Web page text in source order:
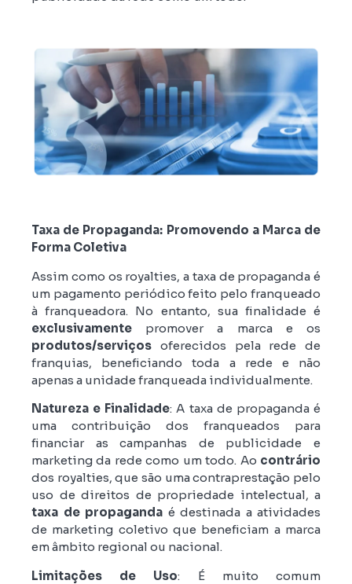
Taxa de Propaganda: Promovendo a Marca de
Forma Coletiva
Assim como os royalties, a taxa de propaganda é
um pagamento periódico feito pelo franqueado
à franqueadora. No entanto, sua finalidade é
exclusivamente promover a marca e os
produtos/serviços oferecidos pela rede de
franquias, beneficiando toda a rede e não
apenas a unidade franqueada individualmente.
Natureza e Finalidade: A taxa de propaganda é
uma contribuição dos franqueados para
financiar as campanhas de publicidade e
marketing da rede como um todo. Ao contrário
dos royalties, que são uma contraprestação pelo
uso de direitos de propriedade intelectual, a
taxa de propaganda é destinada a atividades
de marketing coletivo que beneficiam a marca
em âmbito regional ou nacional.
Limitações de Uso: É muito comum